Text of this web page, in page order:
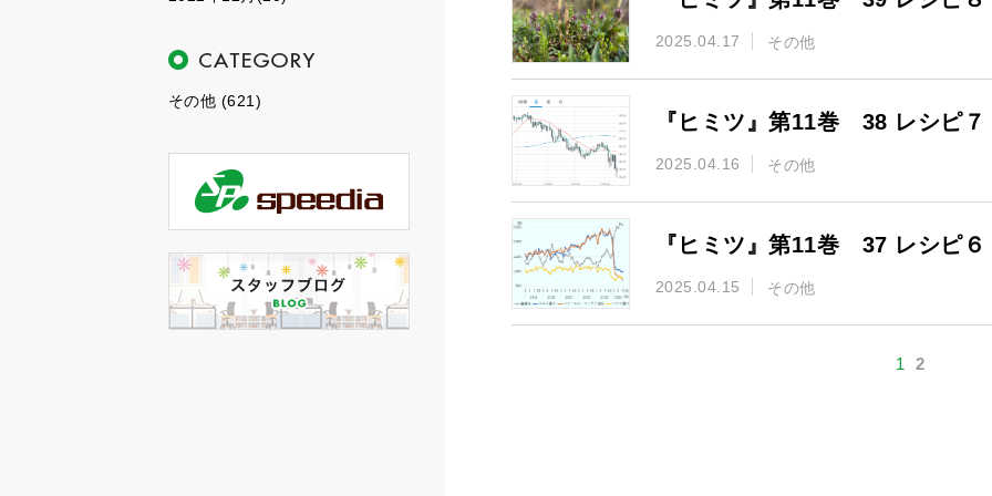
その他 (621)
2025.04.17 その他
『ヒミツ』第11巻 38 レシピ７
2025.04.16 その他
『ヒミツ』第11巻 37 レシピ６
2025.04.15 その他
1 2